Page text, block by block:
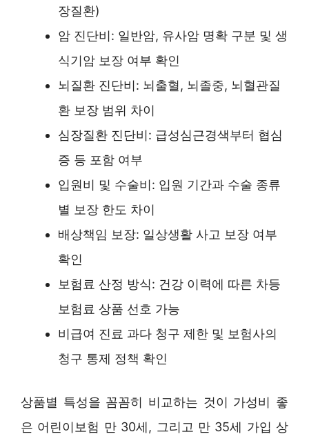
장질환)
암 진단비: 일반암, 유사암 명확 구분 및 생
식기암 보장 여부 확인
뇌질환 진단비: 뇌출혈, 뇌졸중, 뇌혈관질
환 보장 범위 차이
심장질환 진단비: 급성심근경색부터 협심
증 등 포함 여부
입원비 및 수술비: 입원 기간과 수술 종류
별 보장 한도 차이
배상책임 보장: 일상생활 사고 보장 여부
확인
보험료 산정 방식: 건강 이력에 따른 차등
보험료 상품 선호 가능
비급여 진료 과다 청구 제한 및 보험사의
청구 통제 정책 확인
상품별 특성을 꼼꼼히 비교하는 것이 가성비 좋
은 어린이보험 만 30세, 그리고 만 35세 가입 상